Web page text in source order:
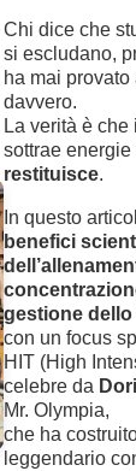
Chi dice che
si escludano,
ha mai provato
davvero.
La verità è
sottrae energie
restituisce.
In questo
benefici
gestione
con un focus
HIT (High
celebre da
Mr. Olympia,
che ha
leggendario